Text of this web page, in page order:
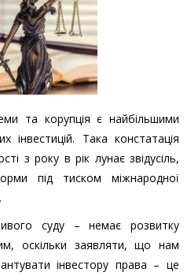
та корупція є найбільшими
інвестицій. Така констатація
з року в рік лунає звідусіль,
під тиском міжнародної
суду – немає розвитку
оскільки заявляти, що нам
інвестору права – це